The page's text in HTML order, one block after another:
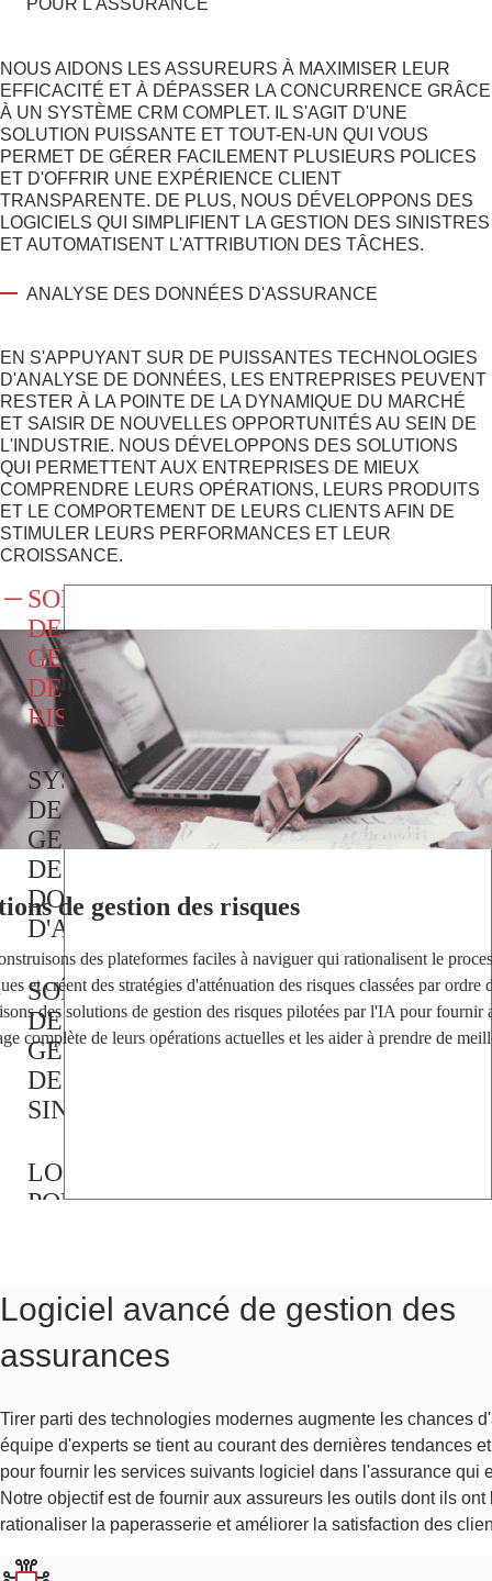
POUR L'ASSURANCE
NOUS AIDONS LES ASSUREURS À MAXIMISER LEUR
EFFICACITÉ ET À DÉPASSER LA CONCURRENCE GRÂCE
À UN SYSTÈME CRM COMPLET. IL S'AGIT D'UNE
SOLUTION PUISSANTE ET TOUT-EN-UN QUI VOUS
PERMET DE GÉRER FACILEMENT PLUSIEURS POLICES
ET D'OFFRIR UNE EXPÉRIENCE CLIENT
TRANSPARENTE. DE PLUS, NOUS DÉVELOPPONS DES
LOGICIELS QUI SIMPLIFIENT LA GESTION DES SINISTRES
ET AUTOMATISENT L'ATTRIBUTION DES TÂCHES.
ANALYSE DES DONNÉES D'ASSURANCE
EN S'APPUYANT SUR DE PUISSANTES TECHNOLOGIES
D'ANALYSE DE DONNÉES, LES ENTREPRISES PEUVENT
RESTER À LA POINTE DE LA DYNAMIQUE DU MARCHÉ
ET SAISIR DE NOUVELLES OPPORTUNITÉS AU SEIN DE
L'INDUSTRIE. NOUS DÉVELOPPONS DES SOLUTIONS
QUI PERMETTENT AUX ENTREPRISES DE MIEUX
COMPRENDRE LEURS OPÉRATIONS, LEURS PRODUITS
ET LE COMPORTEMENT DE LEURS CLIENTS AFIN DE
STIMULER LEURS PERFORMANCES ET LEUR
CROISSANCE.
SOLUTIONS
DE
GESTION
DES
RISQUES
SYSTÈME
DE
GESTION
DES
DOCUMENTS
D'ASSURANCE
SOLUTION
DE
GESTION
DES
SINISTRES
LOGICIEL
POUR
PORTAIL
CLIENTS
L'ASSURANCE
LOGICIEL
DE
DEVIS
D'ASSURANCE
de gestion des risques
des plateformes faciles à naviguer qui rationalisent le
et créent des stratégies d'atténuation des risques classées par
des solutions de gestion des risques pilotées par l'IA pour fournir
complète de leurs opérations actuelles et les aider à prendre de
Logiciel avancé de gestion des
assurances
Tirer parti des technologies modernes augmente les chances
équipe d'experts se tient au courant des dernières tendances
pour fournir les services suivants logiciel dans l'assurance qui
Notre objectif est de fournir aux assureurs les outils dont ils
rationaliser la paperasserie et améliorer la satisfaction des